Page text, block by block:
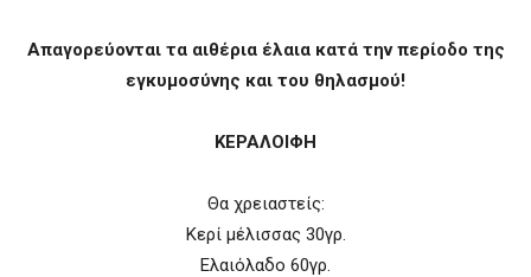
Απαγορεύονται τα αιθέρια έλαια κατά την περίοδο της
εγκυμοσύνης και του θηλασμού!
ΚΕΡΑΛΟΙΦΗ
Θα χρειαστείς:
Κερί μέλισσας 30γρ.
Ελαιόλαδο 60γρ.